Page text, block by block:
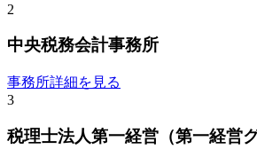
2
中央税務会計事務所
事務所詳細を見る
3
税理士法人第一経営（第一経営グ